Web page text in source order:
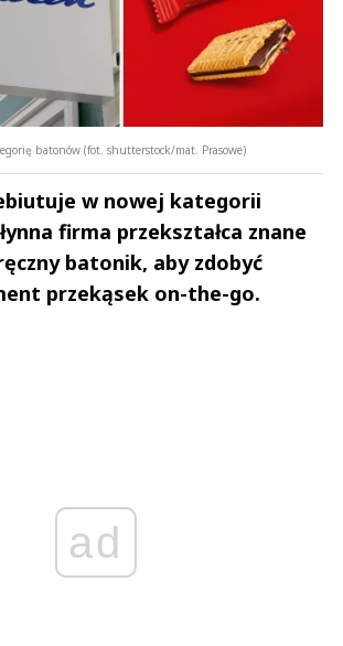
batonów (fot. shutterstock/mat. Prasowe)
w nowej kategorii
firma przekształca znane
batonik, aby zdobyć
przekąsek on-the-go.
ad